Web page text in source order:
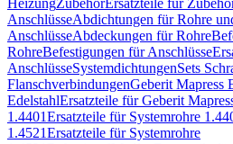
HeizungZubehörErsatzteile für
AnschlüsseAbdichtungen für Rohre
AnschlüsseAbdeckungen für Rohre
RohreBefestigungen für Anschlüsse
AnschlüsseSystemdichtungenSets
FlanschverbindungenGeberit Mapress
EdelstahlErsatzteile für Geberit
1.4401Ersatzteile für Systemrohre
1.4521Ersatzteile für Systemrohre